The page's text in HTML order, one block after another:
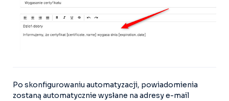
Po skonfigurowaniu automatyzacji, powiadomienia
zostaną automatycznie wysłane na adresy e-mail